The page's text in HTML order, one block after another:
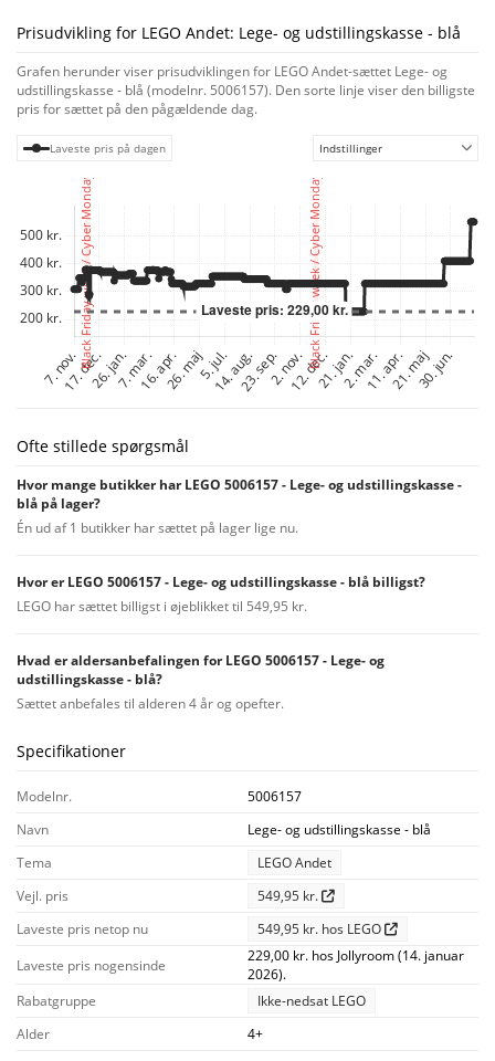
Prisudvikling for LEGO Andet: Lege- og udstillingskasse - blå
Grafen herunder viser prisudviklingen for LEGO Andet-sættet Lege- og
udstillingskasse - blå (modelnr. 5006157). Den sorte linje viser den billigste
pris for sættet på den pågældende dag.
Laveste pris på dagen Indstillinger
Ofte stillede spørgsmål
Hvor mange butikker har LEGO 5006157 - Lege- og udstillingskasse -
blå på lager?
Én ud af 1 butikker har sættet på lager lige nu.
Hvor er LEGO 5006157 - Lege- og udstillingskasse - blå billigst?
LEGO har sættet billigst i øjeblikket til 549,95 kr.
Hvad er aldersanbefalingen for LEGO 5006157 - Lege- og
udstillingskasse - blå?
Sættet anbefales til alderen 4 år og opefter.
Specifikationer
Modelnr.
5006157
Navn
Lege- og udstillingskasse - blå
Tema
LEGO Andet
Vejl. pris
549,95 kr.
Laveste pris netop nu
549,95 kr. hos LEGO
Laveste pris nogensinde
229,00 kr. hos Jollyroom (14. januar
2026).
Rabatgruppe
Ikke-nedsat LEGO
Alder
4+